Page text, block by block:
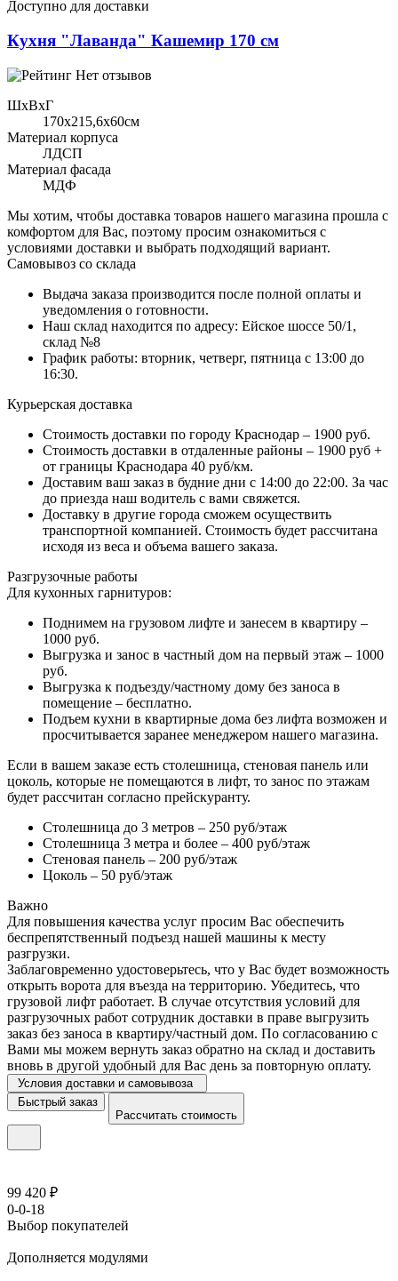
Доступно для доставки
Кухня "Лаванда" Кашемир 170 см
Нет отзывов
ШхВхГ
170x215,6х60см
Материал корпуса
ЛДСП
Материал фасада
МДФ
Мы хотим, чтобы доставка товаров нашего магазина прошла с
комфортом для Вас, поэтому просим ознакомиться с
условиями доставки и выбрать подходящий вариант.
Самовывоз со склада
Выдача заказа производится после полной оплаты и
уведомления о готовности.
Наш склад находится по адресу: Ейское шоссе 50/1,
склад №8
График работы: вторник, четверг, пятница с 13:00 до
16:30.
Курьерская доставка
Стоимость доставки по городу Краснодар – 1900 руб.
Стоимость доставки в отдаленные районы – 1900 руб +
от границы Краснодара 40 руб/км.
Доставим ваш заказ в будние дни с 14:00 до 22:00. За час
до приезда наш водитель с вами свяжется.
Доставку в другие города сможем осуществить
транспортной компанией. Стоимость будет рассчитана
исходя из веса и объема вашего заказа.
Разгрузочные работы
Для кухонных гарнитуров:
Поднимем на грузовом лифте и занесем в квартиру –
1000 руб.
Выгрузка и занос в частный дом на первый этаж – 1000
руб.
Выгрузка к подъезду/частному дому без заноса в
помещение – бесплатно.
Подъем кухни в квартирные дома без лифта возможен и
просчитывается заранее менеджером нашего магазина.
Если в вашем заказе есть столешница, стеновая панель или
цоколь, которые не помещаются в лифт, то занос по этажам
будет рассчитан согласно прейскуранту.
Столешница до 3 метров – 250 руб/этаж
Столешница 3 метра и более – 400 руб/этаж
Стеновая панель – 200 руб/этаж
Цоколь – 50 руб/этаж
Важно
Для повышения качества услуг просим Вас обеспечить
беспрепятственный подъезд нашей машины к месту
разгрузки.
Заблаговременно удостоверьтесь, что у Вас будет возможность
открыть ворота для въезда на территорию. Убедитесь, что
грузовой лифт работает. В случае отсутствия условий для
разгрузочных работ сотрудник доставки в праве выгрузить
заказ без заноса в квартиру/частный дом. По согласованию с
Вами мы можем вернуть заказ обратно на склад и доставить
вновь в другой удобный для Вас день за повторную оплату.
Условия доставки и самовывоза
Быстрый заказ
Рассчитать стоимость
99 420 ₽
0-0-18
Выбор покупателей
Дополняется модулями